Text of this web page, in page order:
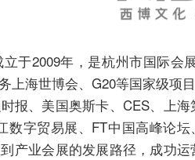
于2009年，是杭州市国际
上海世博会、G20等国家级项
报、美国奥斯卡、CES、上
数字贸易展、FT中国高峰论
产业会展的发展路径，成功